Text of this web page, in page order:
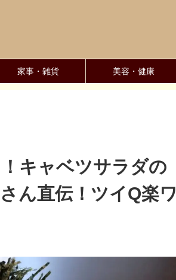
家事・雑貨 美容・健康
キャベツサラダの
ん直伝！ツイQ楽ワ